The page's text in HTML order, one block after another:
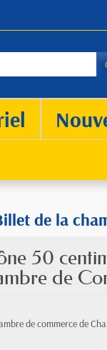
de la
50
de
de commerce de